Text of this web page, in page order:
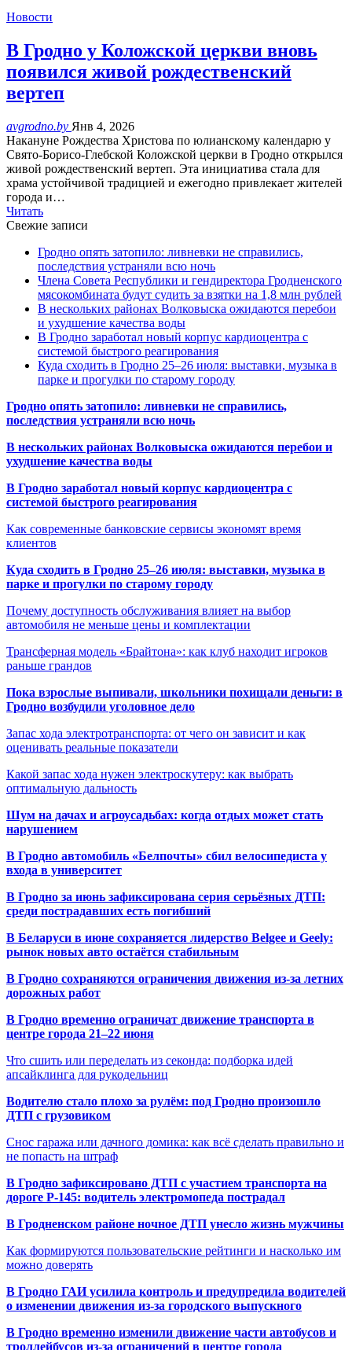
Новости
В Гродно у Коложской церкви вновь
появился живой рождественский
вертеп
avgrodno.by Янв 4, 2026
Накануне Рождества Христова по юлианскому календарю у
Свято-Борисо-Глебской Коложской церкви в Гродно открылся
живой рождественский вертеп. Эта инициатива стала для
храма устойчивой традицией и ежегодно привлекает жителей
города и…
Читать
Свежие записи
Гродно опять затопило: ливневки не справились,
последствия устраняли всю ночь
Члена Совета Республики и гендиректора Гродненского
мясокомбината будут судить за взятки на 1,8 млн рублей
В нескольких районах Волковыска ожидаются перебои
и ухудшение качества воды
В Гродно заработал новый корпус кардиоцентра с
системой быстрого реагирования
Куда сходить в Гродно 25–26 июля: выставки, музыка в
парке и прогулки по старому городу
Гродно опять затопило: ливневки не справились,
последствия устраняли всю ночь
В нескольких районах Волковыска ожидаются перебои и
ухудшение качества воды
В Гродно заработал новый корпус кардиоцентра с
системой быстрого реагирования
Как современные банковские сервисы экономят время
клиентов
Куда сходить в Гродно 25–26 июля: выставки, музыка в
парке и прогулки по старому городу
Почему доступность обслуживания влияет на выбор
автомобиля не меньше цены и комплектации
Трансферная модель «Брайтона»: как клуб находит игроков
раньше грандов
Пока взрослые выпивали, школьники похищали деньги: в
Гродно возбудили уголовное дело
Запас хода электротранспорта: от чего он зависит и как
оценивать реальные показатели
Какой запас хода нужен электроскутеру: как выбрать
оптимальную дальность
Шум на дачах и агроусадьбах: когда отдых может стать
нарушением
В Гродно автомобиль «Белпочты» сбил велосипедиста у
входа в университет
В Гродно за июнь зафиксирована серия серьёзных ДТП:
среди пострадавших есть погибший
В Беларуси в июне сохраняется лидерство Belgee и Geely:
рынок новых авто остаётся стабильным
В Гродно сохраняются ограничения движения из-за летних
дорожных работ
В Гродно временно ограничат движение транспорта в
центре города 21–22 июня
Что сшить или переделать из секонда: подборка идей
апсайклинга для рукодельниц
Водителю стало плохо за рулём: под Гродно произошло
ДТП с грузовиком
Снос гаража или дачного домика: как всё сделать правильно и
не попасть на штраф
В Гродно зафиксировано ДТП с участием транспорта на
дороге Р-145: водитель электромопеда пострадал
В Гродненском районе ночное ДТП унесло жизнь мужчины
Как формируются пользовательские рейтинги и насколько им
можно доверять
В Гродно ГАИ усилила контроль и предупредила водителей
о изменении движения из-за городского выпускного
В Гродно временно изменили движение части автобусов и
троллейбусов из-за ограничений в центре города